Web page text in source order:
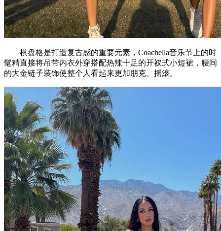
棋盘格是打造复古感的重要元素，Coachella音乐节上的时
髦精直接将吊带内衣外穿搭配热辣十足的开衩式小短裙，腰间
的大金链子装饰使整个人看起来更加朋克、摇滚。